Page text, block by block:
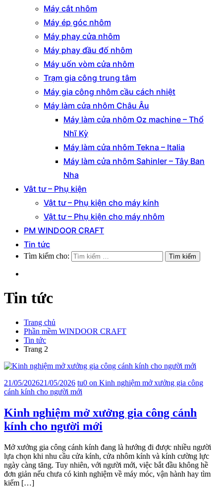
Máy cắt nhôm
Máy ép góc nhôm
Máy phay cửa nhôm
Máy phay đầu đố nhôm
Máy uốn vòm cửa nhôm
Trạm gia công trung tâm
Máy gia công nhôm cầu cách nhiệt
Máy làm cửa nhôm Châu Âu
Máy làm cửa nhôm Oz machine – Thổ
Nhĩ Kỳ
Máy làm cửa nhôm Tekna – Italia
Máy làm cửa nhôm Sahinler – Tây Ban
Nha
Vât tư – Phụ kiện
Vật tư – Phụ kiện cho máy kính
Vật tư – Phụ kiện cho máy nhôm
PM WINDOOR CRAFT
Tin tức
Tìm kiếm cho:
Tin tức
Trang chủ
Phần mềm WINDOOR CRAFT
Tin tức
Trang 2
21/05/202621/05/2026 tu0 on Kinh nghiệm mở xưởng gia công
cánh kính cho người mới
Kinh nghiệm mở xưởng gia công cánh
kính cho người mới
Mở xưởng gia công cánh kính đang là hướng đi được nhiều người
lựa chọn khi nhu cầu cửa kính, cửa nhôm kính và kính cường lực
ngày càng tăng. Tuy nhiên, với người mới, việc bắt đầu không hề
đơn giản nếu chưa có kinh nghiệm về máy móc, vận hành hay tìm
kiếm […]